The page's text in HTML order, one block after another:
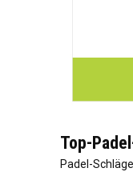
Top-
Padel-